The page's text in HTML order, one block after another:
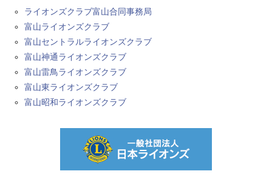
ライオンズクラブ富山合同事務局
富山ライオンズクラブ
富山セントラルライオンズクラブ
富山神通ライオンズクラブ
富山雷鳥ライオンズクラブ
富山東ライオンズクラブ
富山昭和ライオンズクラブ